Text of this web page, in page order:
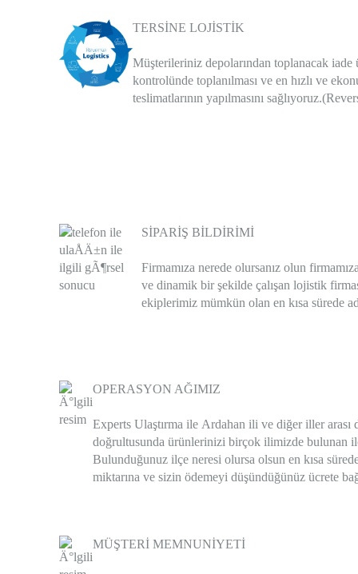
TERSİNE LOJİSTİK
Müşterileriniz depolarından toplanacak iade
kontrolünde toplanılması ve en hızlı ve
teslimatlarının yapılmasını
SİPARİŞ BİLDİRİMİ
Firmamıza nerede olursanız olun
ve dinamik bir şekilde çalışan lojistik
ekiplerimiz mümkün olan en kısa sürede
OPERASYON AĞIMIZ
Experts Ulaştırma ile Ardahan ili ve diğer iller arası
doğrultusunda ürünlerinizi birçok ilimizde bulunan
Bulunduğunuz ilçe neresi olursa olsun en kısa
miktarına ve sizin ödemeyi düşündüğünüz ücrete
MÜŞTERİ MEMNUNİYETİ